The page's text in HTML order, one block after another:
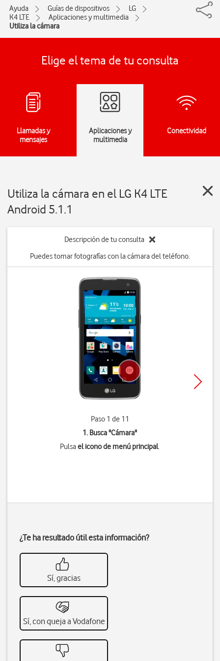
Ayuda Guías de dispositivos
LG
K4 LTE
Aplicaciones y multimedia
Utiliza la cámara
Elige el tema de tu consulta
Llamadas y
mensajes
Aplicaciones y
multimedia
Conectividad
Utiliza la cámara en el LG K4 LTE
Android 5.1.1
Descripción de tu consulta
Puedes tomar fotografías con la cámara del teléfono.
Paso 1 de 11
1. Busca "Cámara"
Pulsael icono de menú principal.
¿Te ha resultado útil esta información?
Sí, gracias
Sí, con queja a Vodafone